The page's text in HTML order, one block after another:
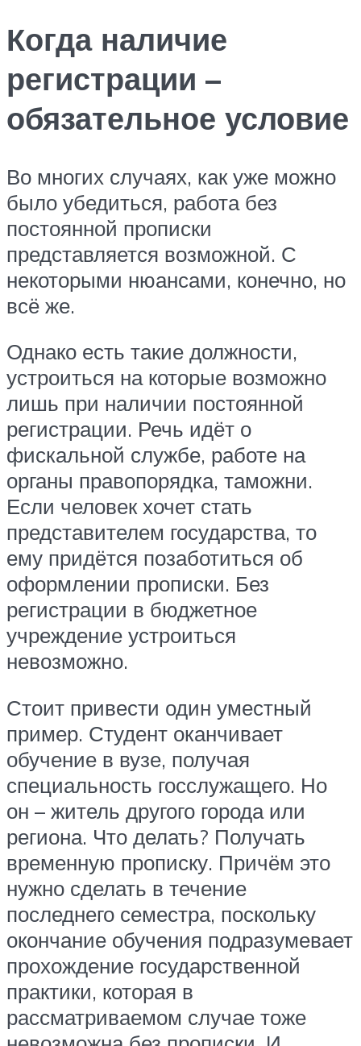
Когда наличие
регистрации –
обязательное условие
Во многих случаях, как уже можно
было убедиться, работа без
постоянной прописки
представляется возможной. С
некоторыми нюансами, конечно, но
всё же.
Однако есть такие должности,
устроиться на которые возможно
лишь при наличии постоянной
регистрации. Речь идёт о
фискальной службе, работе на
органы правопорядка, таможни.
Если человек хочет стать
представителем государства, то
ему придётся позаботиться об
оформлении прописки. Без
регистрации в бюджетное
учреждение устроиться
невозможно.
Стоит привести один уместный
пример. Студент оканчивает
обучение в вузе, получая
специальность госслужащего. Но
он – житель другого города или
региона. Что делать? Получать
временную прописку. Причём это
нужно сделать в течение
последнего семестра, поскольку
окончание обучения подразумевает
прохождение государственной
практики, которая в
рассматриваемом случае тоже